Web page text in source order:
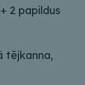
2 papildus
tējkanna,